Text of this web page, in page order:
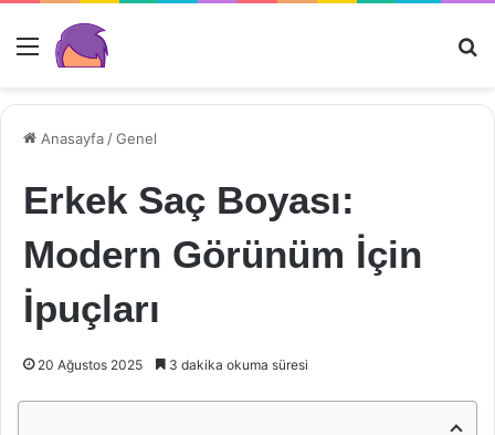
Menü
Anasayfa /Genel
Erkek Saç Boyası:
Modern Görünüm İçin
İpuçları
20 Ağustos 2025 3 dakika okuma süresi